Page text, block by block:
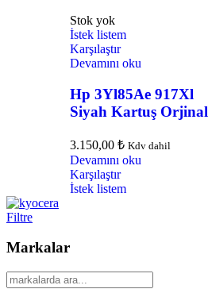
Stok yok
İstek listem
Karşılaştır
Devamını oku
Hp 3Yl85Ae 917Xl
Siyah Kartuş Orjinal
3.150,00 ₺ Kdv dahil
Devamını oku
Karşılaştır
İstek listem
Filtre
Markalar